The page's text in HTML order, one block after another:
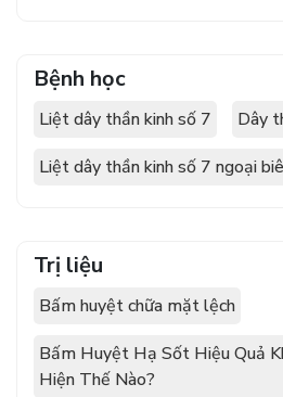
Bệnh học
Liệt dây thần kinh số 7
Dây
Liệt dây thần kinh số 7 ngoại
Trị liệu
Bấm huyệt chữa mặt lệch
Bấm Huyệt Hạ Sốt Hiệu Quả
Hiện Thế Nào?